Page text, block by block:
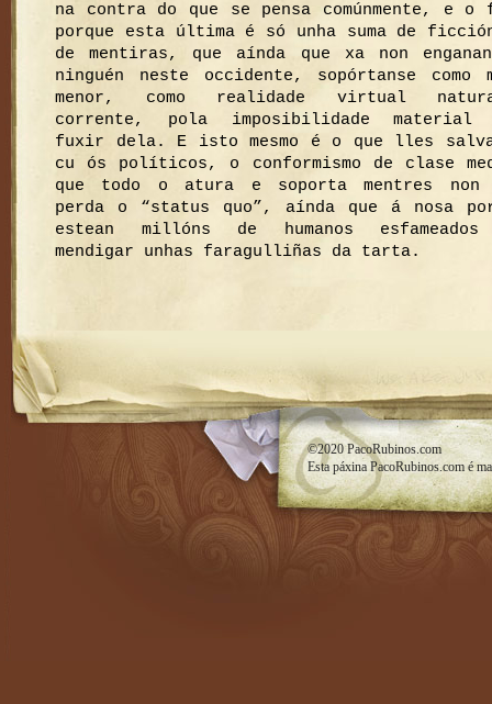
na contra do que se pensa comúnmente, e o
porque esta última é só unha suma de
de mentiras, que aínda que xa non
ninguén neste occidente, sopórtanse como
menor, como realidade virtual
corrente, pola imposibilidade material
fuxir dela. E isto mesmo é o que lles
cu ós políticos, o conformismo de clase
que todo o atura e soporta mentres non
perda o “status quo”, aínda que á nosa
estean millóns de humanos
mendigar unhas faragulliñas da tarta.
©2020PacoRubinos.com
Esta páxina PacoRubinos.com é
RSS feed